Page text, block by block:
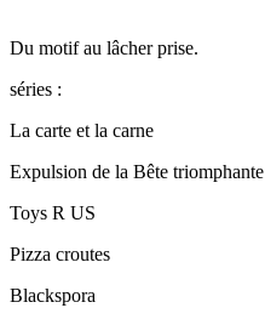
Du motif au lâcher prise.
séries :
La carte et la carne
Expulsion de la Bête triomphante
Toys R US
Pizza croutes
Blackspora